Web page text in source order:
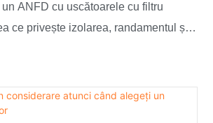
ANFD cu uscătoarele cu filtru
ce privește izolarea, randamentul și
de aplicare în care fiecare se